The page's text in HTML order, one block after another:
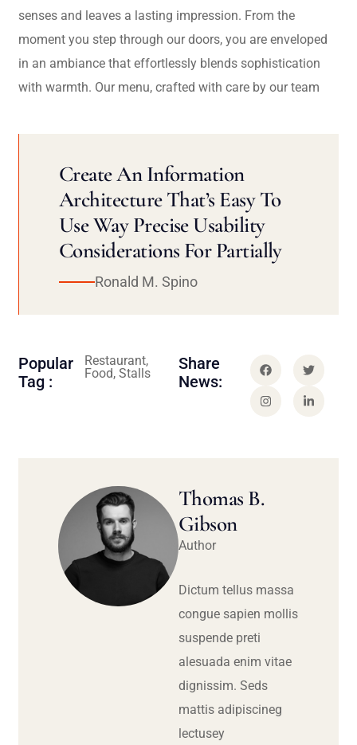
senses and leaves a lasting impression. From the
moment you step through our doors, you are enveloped
in an ambiance that effortlessly blends sophistication
with warmth. Our menu, crafted with care by our team
Create An Information
Architecture That’s Easy To
Use Way Precise Usability
Considerations For Partially
Ronald M. Spino
Popular
Tag :
Restaurant,
Food, Stalls
Share
News:
Thomas B.
Gibson
Author
Dictum tellus massa
congue sapien mollis
suspende preti
alesuada enim vitae
dignissim. Seds
mattis adipiscineg
lectusey